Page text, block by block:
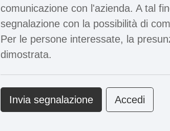
comunicazione con l'azienda. A tal
segnalazione con la possibilità di
Per le persone interessate, la
dimostrata.
Invia segnalazione Accedi